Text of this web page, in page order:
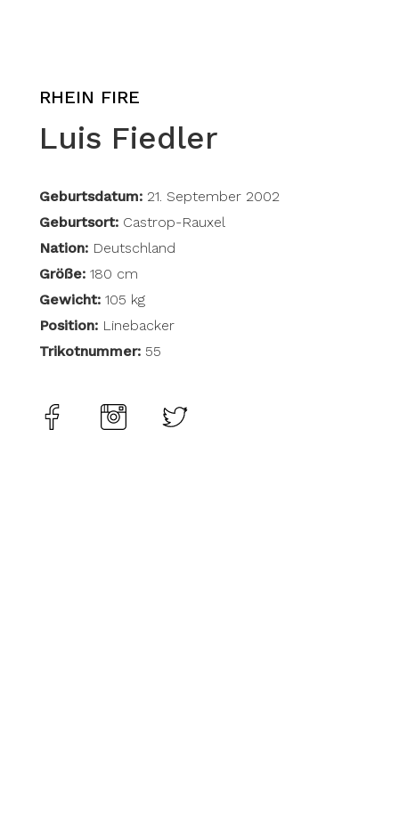
RHEIN FIRE
Luis Fiedler
Geburtsdatum:21. September 2002
Geburtsort: Castrop-Rauxel
Nation:Deutschland
Größe:180 cm
Gewicht:105 kg
Position:Linebacker
Trikotnummer:55